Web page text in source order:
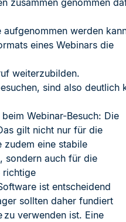
zusammen genommen
aufgenommen werden
eines Webinars die
weiterzubilden.
sind also deutlich
Webinar-Besuch: Die
gilt nicht nur für die
zudem eine stabile
sondern auch für die
richtige
ist entscheidend
sollten daher fundiert
zu verwenden ist. Eine